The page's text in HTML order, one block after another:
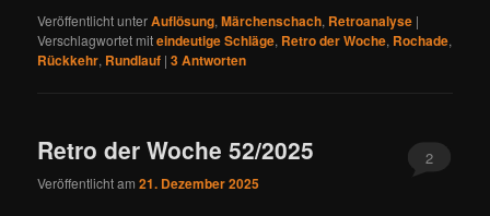
Veröffentlicht unterAuflösung,Märchenschach, Retroanalyse |
Verschlagwortet miteindeutige Schläge, Retro der Woche, Rochade,
Rückkehr, Rundlauf |3Antworten
Retro der Woche 52/2025
Veröffentlicht am21. Dezember 2025
2